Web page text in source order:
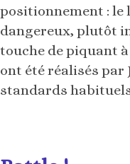
positionnement : le
dangereux, plutôt
touche de piquant
ont été réalisés par
standards